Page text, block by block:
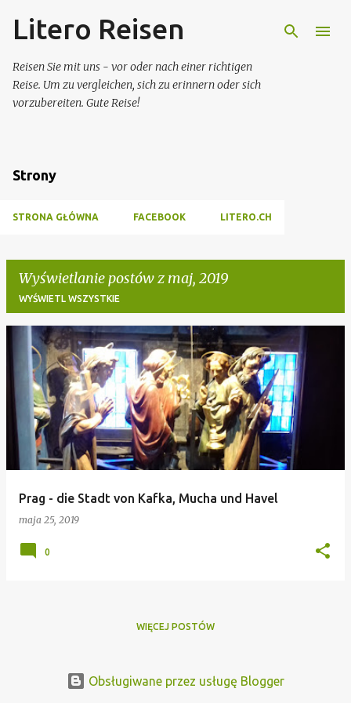
Przejdź do głównej zawartości
Litero Reisen
Reisen Sie mit uns - vor oder nach einer richtigen
Reise. Um zu vergleichen, sich zu erinnern oder sich
vorzubereiten. Gute Reise!
Strony
STRONA GŁÓWNA FACEBOOK LITERO.CH
Wyświetlanie postów z maj, 2019
WYŚWIETL WSZYSTKIE
Prag - die Stadt von Kafka, Mucha und Havel
maja 25, 2019
0
WIĘCEJ POSTÓW
Obsługiwane przez usługę Blogger